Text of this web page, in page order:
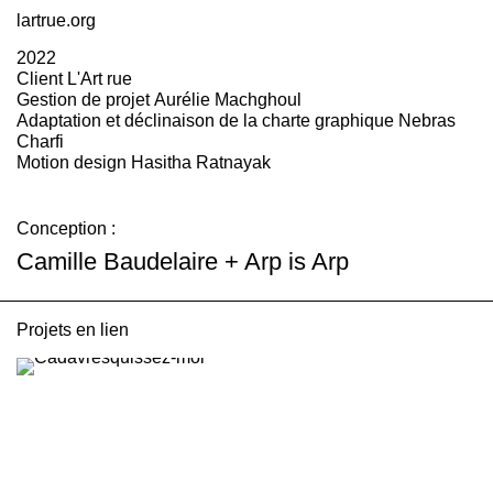
lartrue.org
2022
Client L'Art rue
Gestion de projetAurélie Machghoul
Adaptation et déclinaison de la charte graphique Nebras
Charfi
Motion design Hasitha Ratnayak
Conception :
Camille Baudelaire + Arp is Arp
Projets en lien